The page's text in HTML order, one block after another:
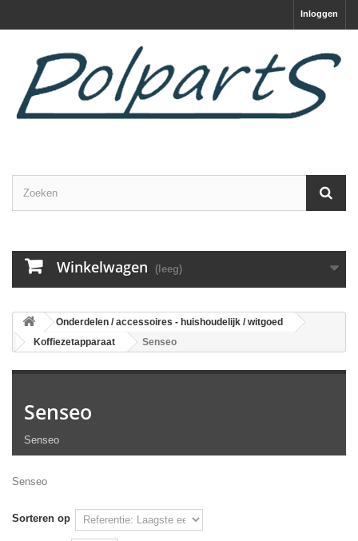
Inloggen
Winkelwagen (leeg)
Onderdelen / accessoires - huishoudelijk / witgoed
Koffiezetapparaat
Senseo
Senseo
Senseo
Senseo
Sorteren op